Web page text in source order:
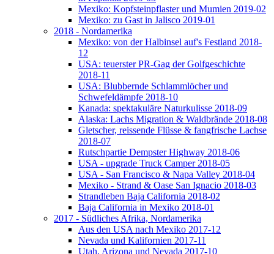
Mexiko: Kopfsteinpflaster und Mumien 2019-02
Mexiko: zu Gast in Jalisco 2019-01
2018 - Nordamerika
Mexiko: von der Halbinsel auf's Festland 2018-
12
USA: teuerster PR-Gag der Golfgeschichte
2018-11
USA: Blubbernde Schlammlöcher und
Schwefeldämpfe 2018-10
Kanada: spektakuläre Naturkulisse 2018-09
Alaska: Lachs Migration & Waldbrände 2018-08
Gletscher, reissende Flüsse & fangfrische Lachse
2018-07
Rutschpartie Dempster Highway 2018-06
USA - upgrade Truck Camper 2018-05
USA - San Francisco & Napa Valley 2018-04
Mexiko - Strand & Oase San Ignacio 2018-03
Strandleben Baja California 2018-02
Baja California in Mexiko 2018-01
2017 - Südliches Afrika, Nordamerika
Aus den USA nach Mexiko 2017-12
Nevada und Kalifornien 2017-11
Utah, Arizona und Nevada 2017-10